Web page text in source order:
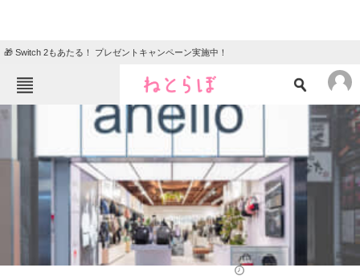
🎁 Switch 2もあたる！ プレゼントキャンペーン実施中！
ねとらぼメニュー
ニュース
エンタメ クイズ
地域
教育・育児
リサーチ